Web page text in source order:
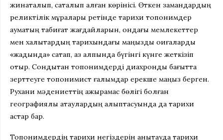
жинақталып, сақталып қалған көрінісі. Өткен замандардың
реликтілік мұралары ретінде тарихи топонимдер
аумақтың табиғат жағдайларын, ондағы мемлекеттер
мен халықтардың тарихындағы маңызды оқиғаларды
«жадында» сақтап, қаз қалпында бүгінгі күнге жеткізіп
отыр. Сондықтан топонимдерді диахрондық бағытта
зерттеуге топонимист ғалымдар ерекше маңыз берген.
Рухани мәдениеттің ажырамас бөлігі болған
географиялық атаулардың қалыптасуында да тарихи
астар бар.
Топонимдердің тарихи негіздерін анықтауда тарихи